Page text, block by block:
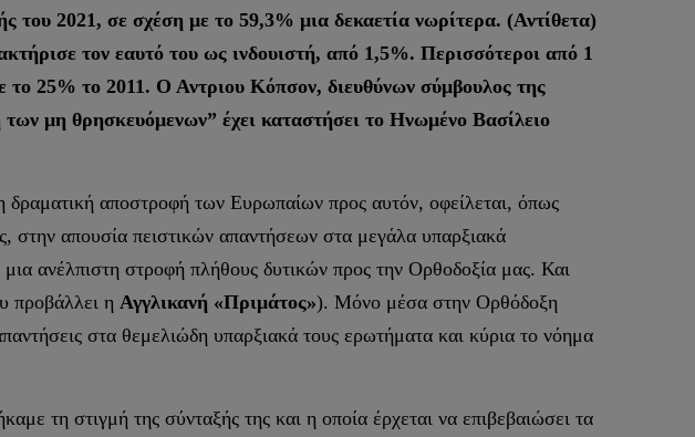
του 2021, σε σχέση με το 59,3% μια δεκαετία νωρίτερα. (Αντίθετα)
τον εαυτό του ως ινδουιστή, από 1,5%. Περισσότεροι από 1
25% το 2011. Ο Αντριου Κόπσον, διευθύνων σύμβουλος της
μη θρησκευόμενων” έχει καταστήσει το Ηνωμένο Βασίλειο
αποστροφή των Ευρωπαίων προς αυτόν, οφείλεται, όπως
στην απουσία πειστικών απαντήσεων στα μεγάλα υπαρξιακά
ανέλπιστη στροφή πλήθους δυτικών προς την Ορθοδοξία μας. Και
προβάλλει η Αγγλικανή «Πριμάτος»). Μόνο μέσα στην Ορθόδοξη
στα θεμελιώδη υπαρξιακά τους ερωτήματα και κύρια το νόημα
τη στιγμή της σύνταξής της και η οποία έρχεται να επιβεβαιώσει τα